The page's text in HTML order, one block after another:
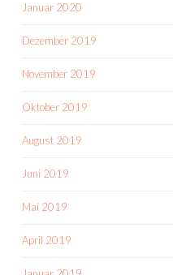
Januar 2020
Dezember 2019
November 2019
Oktober 2019
August 2019
Juni 2019
Mai 2019
April 2019